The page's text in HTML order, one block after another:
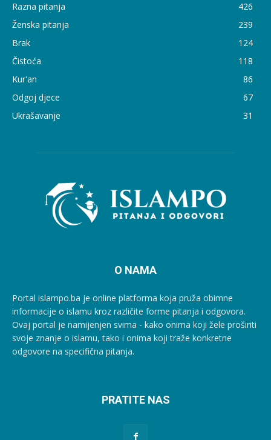
Razna pitanja
426
Ženska pitanja
239
Brak
124
Čistoća
118
Kur'an
86
Odgoj djece
67
Ukrašavanje
31
O NAMA
Portal islampo.ba je online platforma koja pruža obimne
informacije o islamu kroz različite forme pitanja i odgovora.
Ovaj portal je namijenjen svima - kako onima koji žele proširiti
svoje znanje o islamu, tako i onima koji traže konkretne
odgovore na specifična pitanja.
PRATITE NAS